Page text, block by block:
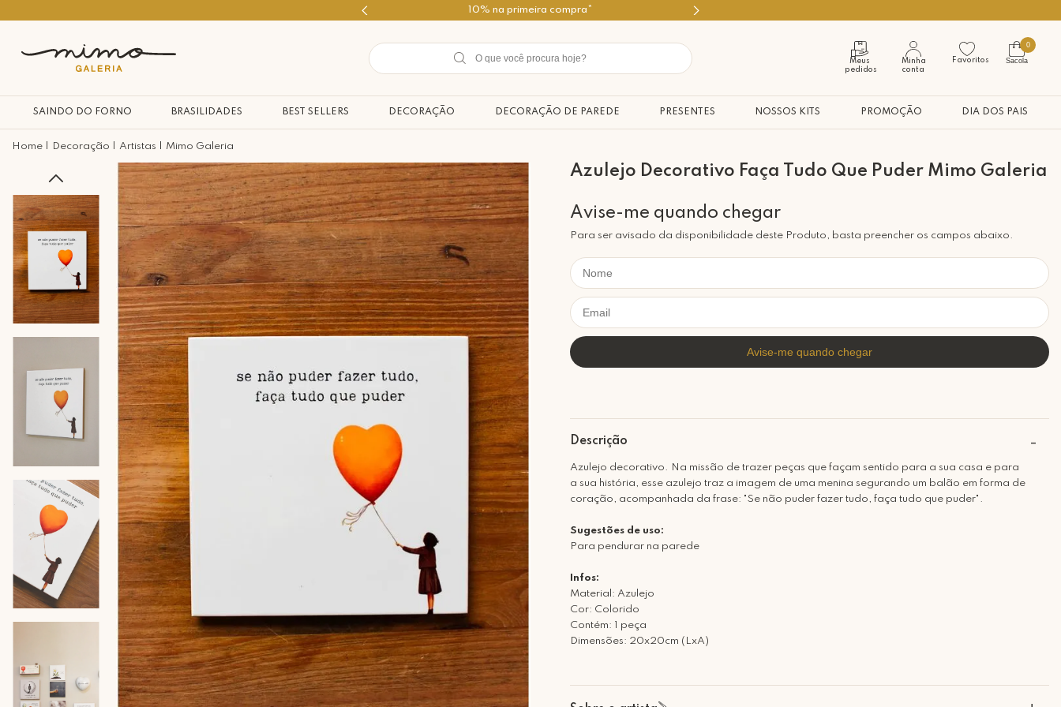
Use o cupom PRIMEIROMIMO
Meus
pedidos
Minha
conta
Favoritos
0
Sacola
SAINDO DO FORNO BRASILIDADES BEST SELLERS DECORAÇÃO DECORAÇÃO DE PAREDE PRESENTES NOSSOS KITS PROMOÇÃO DIA DOS PAIS
Decoração Artistas Mimo Galeria
Azulejo Decorativo Faça Tudo Que Puder Mimo Galeria
Para ser avisado da disponibilidade deste Produto, basta preencher os campos abaixo.
Descrição
Azulejo decorativo. Na missão de trazer peças que façam sentido para a sua casa e para
a sua história, esse azulejo traz a imagem de uma menina segurando um balão em forma de
coração, acompanhada da frase: "Se não puder fazer tudo, faça tudo que puder".
Sugestões de uso:
Para pendurar na parede
Infos:
Material: Azulejo
Cor: Colorido
Contém: 1 peça
Dimensões: 20x20cm (LxA)